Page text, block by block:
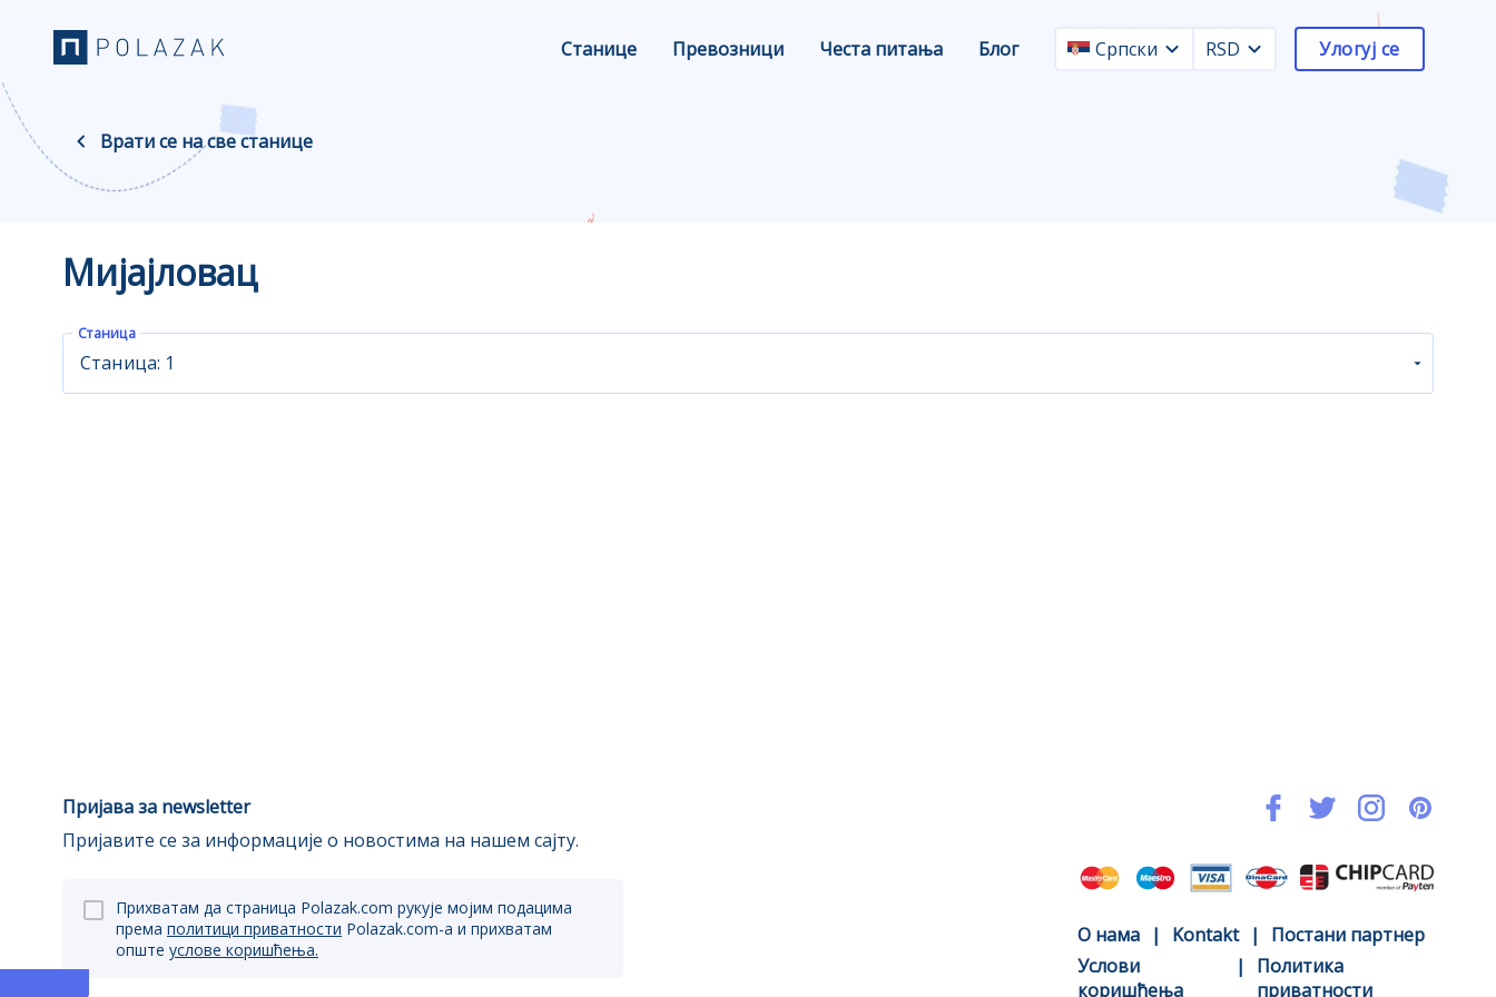
Станице Превозници Честа питања Блог Српски RSD Улогуј се
Врати се на све станице
Мијајловац
Станица
Станица: 1
Пријава за newsletter
Пријавите се за информације о новостима на нашем сајту.
Прихватам да страница Polazak.com рукује мојим подацима
према политици приватности Polazak.com-a и прихватам
опште услове коришћења.
O нама | Kontakt |
Постани партнер
Услови
коришћења
|
Политика
приватности